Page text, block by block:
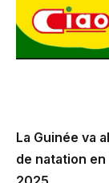
La Guinée va
de natation